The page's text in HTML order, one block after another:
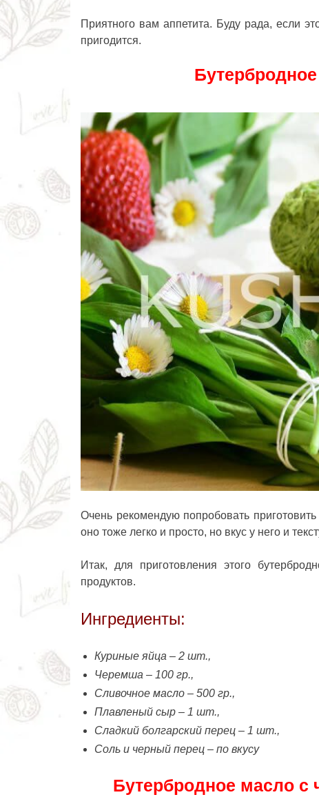
Приятного вам аппетита. Буду рада, если
пригодится.
Очень рекомендую попробовать
оно тоже легко и просто, но вкус у него и
Итак, для приготовления этого
продуктов.
Ингредиенты:
Куриные яйца – 2 шт.,
Черемша – 100 гр.,
Сливочное масло – 500 гр.,
Плавленый сыр – 1 шт.,
Сладкий болгарский перец – 1 шт.,
Соль и черный перец – по вкусу
Бутербродное масло